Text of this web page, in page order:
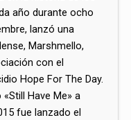
año durante ocho
lanzó una
Marshmello,
con el
Hope For The Day.​
Have Me» a
fue lanzado el